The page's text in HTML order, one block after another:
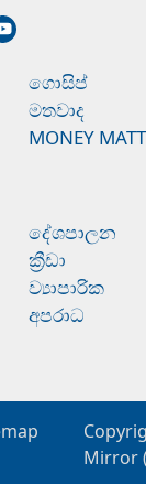
ගොසිප්
මතවාද
MONEY
දේශපාලන
ක්‍රීඩා
ව්‍යාපාරික
අපරාධ
Mirror